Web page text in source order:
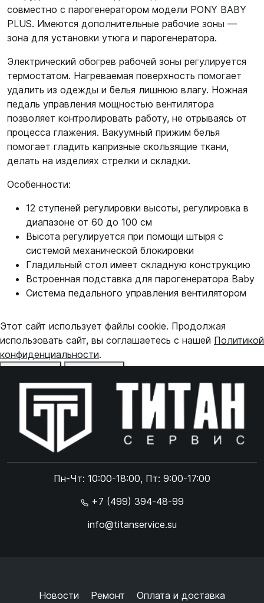
совместно с парогенератором модели PONY BABY
PLUS. Имеются дополнительные рабочие зоны —
зона для установки утюга и парогенератора.
Электрический обогрев рабочей зоны регулируется
термостатом. Нагреваемая поверхность помогает
удалить из одежды и белья лишнюю влагу. Ножная
педаль управления мощностью вентилятора
позволяет контролировать работу, не отрываясь от
процесса глажения. Вакуумный прижим белья
помогает гладить капризные скользящие ткани,
делать на изделиях стрелки и складки.
Особенности:
12 ступеней регулировки высоты, регулировка в
диапазоне от 60 до 100 см
Высота регулируется при помощи штыря с
системой механической блокировки
Гладильный стол имеет складную конструкцию
Встроенная подставка для парогенератора Baby
Система педального управления вентилятором
Пн-Чт: 10:00-18:00, Пт: 9:00-17:00
+7 (499) 394-48-99
info@titanservice.su
Новости Ремонт Оплата и доставка
Этот сайт использует файлы cookie. Продолжая
использовать сайт, вы соглашаетесь с нашей Политикой
конфиденциальности.
Online чат
Online чат